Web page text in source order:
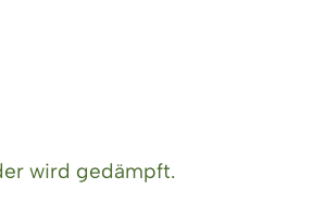
wird gedämpft.